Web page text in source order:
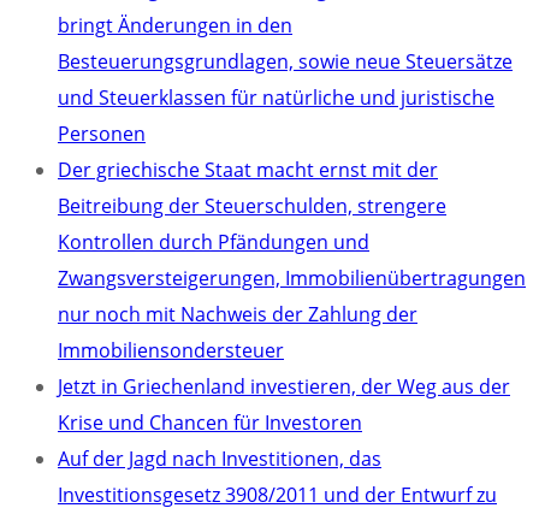
bringt Änderungen in den
Besteuerungsgrundlagen, sowie neue Steuersätze
und Steuerklassen für natürliche und juristische
Personen
Der griechische Staat macht ernst mit der
Beitreibung der Steuerschulden, strengere
Kontrollen durch Pfändungen und
Zwangsversteigerungen, Immobilienübertragungen
nur noch mit Nachweis der Zahlung der
Immobiliensondersteuer
Jetzt in Griechenland investieren, der Weg aus der
Krise und Chancen für Investoren
Auf der Jagd nach Investitionen, das
Investitionsgesetz 3908/2011 und der Entwurf zu